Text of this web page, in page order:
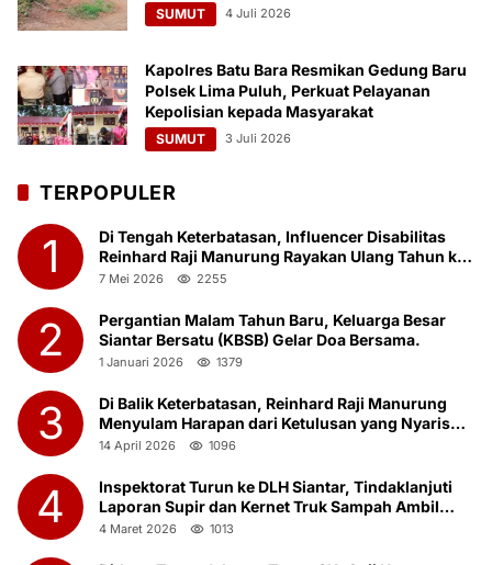
SUMUT 4 Juli 2026
Kapolres Batu Bara Resmikan Gedung Baru
Polsek Lima Puluh, Perkuat Pelayanan
Kepolisian kepada Masyarakat
SUMUT 3 Juli 2026
TERPOPULER
1
Di Tengah Keterbatasan, Influencer Disabilitas
Reinhard Raji Manurung Rayakan Ulang Tahun ke-
23 Bersama Anak Panti Asuhan
7 Mei 2026 2255
2
Pergantian Malam Tahun Baru, Keluarga Besar
Siantar Bersatu (KBSB) Gelar Doa Bersama.
1 Januari 2026 1379
3
Di Balik Keterbatasan, Reinhard Raji Manurung
Menyulam Harapan dari Ketulusan yang Nyaris
Terlupakan
14 April 2026 1096
4
Inspektorat Turun ke DLH Siantar, Tindaklanjuti
Laporan Supir dan Kernet Truk Sampah Ambil
Botot Saat Jam Kerja
4 Maret 2026 1013